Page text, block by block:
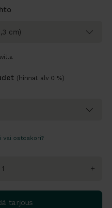
(hinnat alv 0 %)
vai ostoskori?
+
tarjous